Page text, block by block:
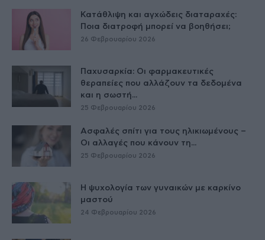
Κατάθλιψη και αγχώδεις διαταραχές:
Ποια διατροφή μπορεί να βοηθήσει;
26 Φεβρουαρίου 2026
Παχυσαρκία: Οι φαρμακευτικές
θεραπείες που αλλάζουν τα δεδομένα
και η σωστή...
25 Φεβρουαρίου 2026
Ασφαλές σπίτι για τους ηλικιωμένους –
Οι αλλαγές που κάνουν τη...
25 Φεβρουαρίου 2026
Η ψυχολογία των γυναικών με καρκίνο
μαστού
24 Φεβρουαρίου 2026